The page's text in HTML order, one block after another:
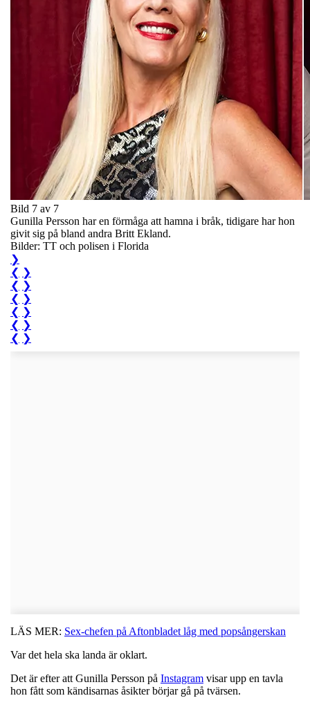
Bild 7 av 7
Gunilla Persson har en förmåga att hamna i bråk, tidigare har hon
givit sig på bland andra Britt Ekland.
Bilder: TT och polisen i Florida
❯
❮ ❯
❮ ❯
❮ ❯
❮ ❯
❮ ❯
❮ ❯
LÄS MER: Sex-chefen på Aftonbladet låg med popsångerskan
Var det hela ska landa är oklart.
Det är efter att Gunilla Persson på Instagram visar upp en tavla
hon fått som kändisarnas åsikter börjar gå på tvärsen.